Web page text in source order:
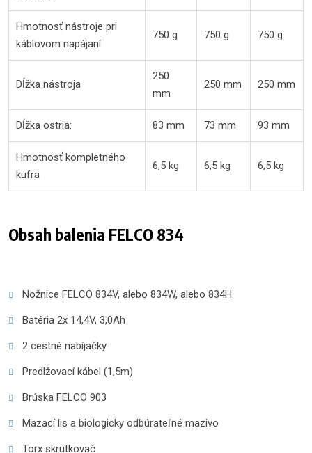
Hmotnosť nástroje pri
káblovom napájaní
750 g 750 g 750 g
Dĺžka nástroja
250
mm
250 mm 250 mm
Dĺžka ostria: 83 mm 73 mm 93 mm
Hmotnosť kompletného
kufra
6,5 kg 6,5 kg 6,5 kg
Obsah balenia FELCO 834
Nožnice FELCO 834V, alebo 834W, alebo 834H
Batéria 2x 14,4V, 3,0Ah
2 cestné nabíjačky
Predlžovací kábel (1,5m)
Brúska FELCO 903
Mazací lis a biologicky odbúrateľné mazivo
Torx skrutkovač